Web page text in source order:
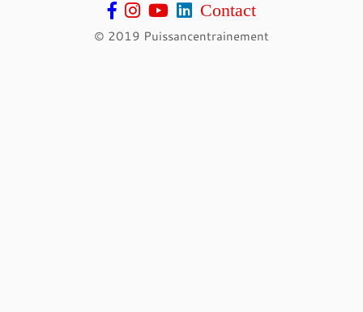
Contact
© 2019 Puissancentrainement